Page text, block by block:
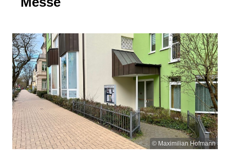
© Maximilian Hofmann